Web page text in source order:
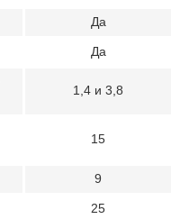
Да
Да
1,4 и 3,8
15
9
25